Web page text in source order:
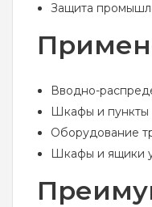
Защита
Вводно-
Шкафы и
Оборудование
Шкафы и ящики